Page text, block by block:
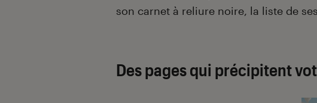
son carnet à reliure noire, la liste de
Des pages qui précipitent